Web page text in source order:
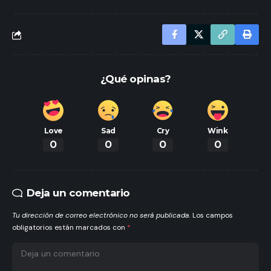
¿Qué opinas?
Love
0
Sad
0
Cry
0
Wink
0
Deja un comentario
Tu dirección de correo electrónico no será publicada. Los campos
obligatorios están marcados con *